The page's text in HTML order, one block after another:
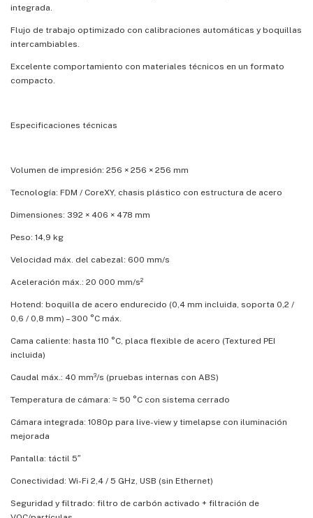
integrada.
Flujo de trabajo optimizado con calibraciones automáticas y boquillas
intercambiables.
Excelente comportamiento con materiales técnicos en un formato
compacto.
Especificaciones técnicas
Volumen de impresión: 256 × 256 × 256 mm
Tecnología: FDM / CoreXY, chasis plástico con estructura de acero
Dimensiones: 392 × 406 × 478 mm
Peso: 14,9 kg
Velocidad máx. del cabezal: 600 mm/s
Aceleración máx.: 20 000 mm/s²
Hotend: boquilla de acero endurecido (0,4 mm incluida, soporta 0,2 /
0,6 / 0,8 mm) – 300 °C máx.
Cama caliente: hasta 110 °C, placa flexible de acero (Textured PEI
incluida)
Caudal máx.: 40 mm³/s (pruebas internas con ABS)
Temperatura de cámara: ≈ 50 °C con sistema cerrado
Cámara integrada: 1080p para live-view y timelapse con iluminación
mejorada
Pantalla: táctil 5″
Conectividad: Wi-Fi 2,4 / 5 GHz, USB (sin Ethernet)
Seguridad y filtrado: filtro de carbón activado + filtración de